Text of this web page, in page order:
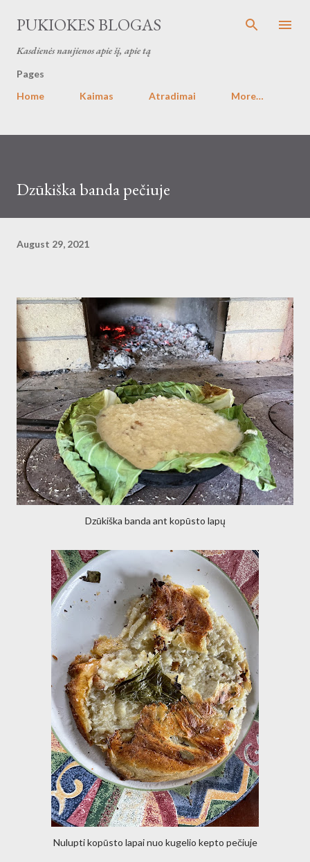
Skip to main content
PUKIOKES BLOGAS
Kasdienės naujienos apie šį, apie tą
Pages
Home
Kaimas Atradimai More…
Dzūkiška banda pečiuje
August 29, 2021
Dzūkiška banda ant kopūsto lapų
Nulupti kopūsto lapai nuo kugelio kepto pečiuje